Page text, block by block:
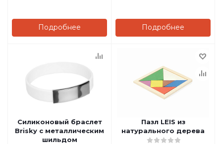
Подробнее Подробнее
Силиконовый браслет
Brisky с металлическим
шильдом
Пазл LEIS из
натурального дерева